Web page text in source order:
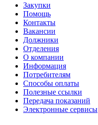
Закупки
Помощь
Контакты
Вакансии
Должники
Отделения
О компании
Информация
Потребителям
Способы оплаты
Полезные ссылки
Передача показаний
Электронные сервисы